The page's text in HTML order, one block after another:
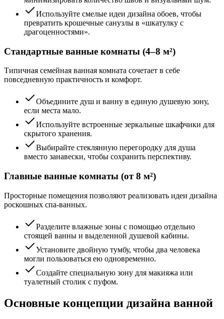
Используйте смелые идеи дизайна обоев, чтобы
превратить крошечные санузлы в «шкатулку с
драгоценностями».
Стандартные ванные комнаты (4–8 м²)
Типичная семейная ванная комната сочетает в себе
повседневную практичность и комфорт.
Объедините душ и ванну в единую душевую зону,
если места мало.
Используйте встроенные зеркальные шкафчики для
скрытого хранения.
Выбирайте стеклянную перегородку для душа
вместо занавески, чтобы сохранить перспективу.
Главные ванные комнаты (от 8 м²)
Просторные помещения позволяют реализовать идеи дизайна
роскошных спа-ванных.
Разделите влажные зоны с помощью отдельно
стоящей ванны и выделенной душевой кабины.
Установите двойную тумбу, чтобы два человека
могли пользоваться ею одновременно.
Создайте специальную зону для макияжа или
туалетный столик с пуфом.
Основные концепции дизайна ванной